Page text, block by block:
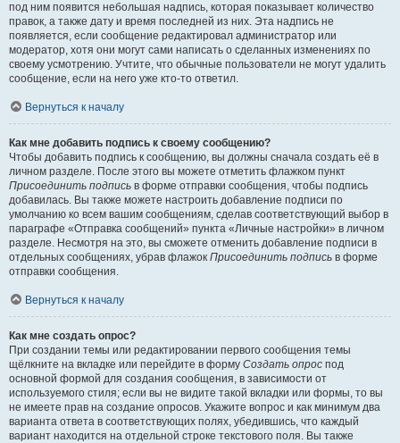
под ним появится небольшая надпись, которая показывает количество
правок, а также дату и время последней из них. Эта надпись не
появляется, если сообщение редактировал администратор или
модератор, хотя они могут сами написать о сделанных изменениях по
своему усмотрению. Учтите, что обычные пользователи не могут удалить
сообщение, если на него уже кто-то ответил.
Вернуться к началу
Как мне добавить подпись к своему сообщению?
Чтобы добавить подпись к сообщению, вы должны сначала создать её в
личном разделе. После этого вы можете отметить флажком пункт
Присоединить подпись в форме отправки сообщения, чтобы подпись
добавилась. Вы также можете настроить добавление подписи по
умолчанию ко всем вашим сообщениям, сделав соответствующий выбор в
параграфе «Отправка сообщений» пункта «Личные настройки» в личном
разделе. Несмотря на это, вы сможете отменить добавление подписи в
отдельных сообщениях, убрав флажок Присоединить подпись в форме
отправки сообщения.
Вернуться к началу
Как мне создать опрос?
При создании темы или редактировании первого сообщения темы
щёлкните на вкладке или перейдите в форму Создать опрос под
основной формой для создания сообщения, в зависимости от
используемого стиля; если вы не видите такой вкладки или формы, то вы
не имеете прав на создание опросов. Укажите вопрос и как минимум два
варианта ответа в соответствующих полях, убедившись, что каждый
вариант находится на отдельной строке текстового поля. Вы также